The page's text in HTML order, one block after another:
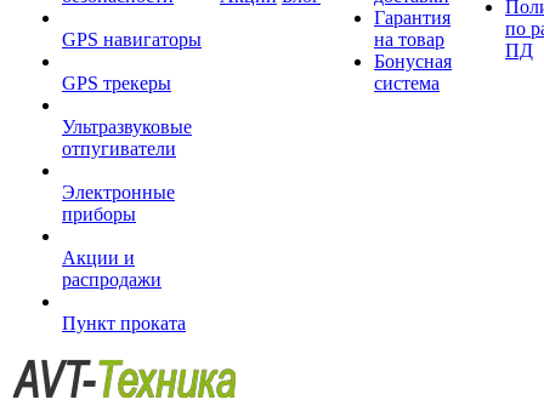
GPS навигаторы
GPS трекеры
Ультразвуковые
отпугиватели
Электронные
приборы
Акции и
распродажи
Пункт проката
Гарантия
на товар
Бонусная
система
по
ПД